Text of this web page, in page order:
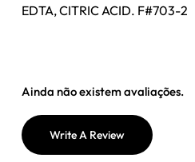
EDTA, CITRIC ACID. F#703-2
Ainda não existem avaliações.
Write A Review